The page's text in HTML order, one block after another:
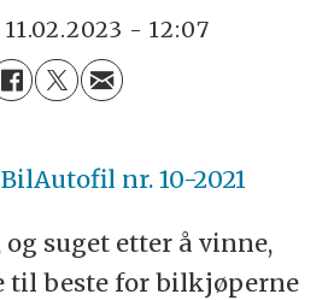
- 12:07
BilAutofil nr. 10-2021
suget etter å vinne,
til beste for bilkjøperne